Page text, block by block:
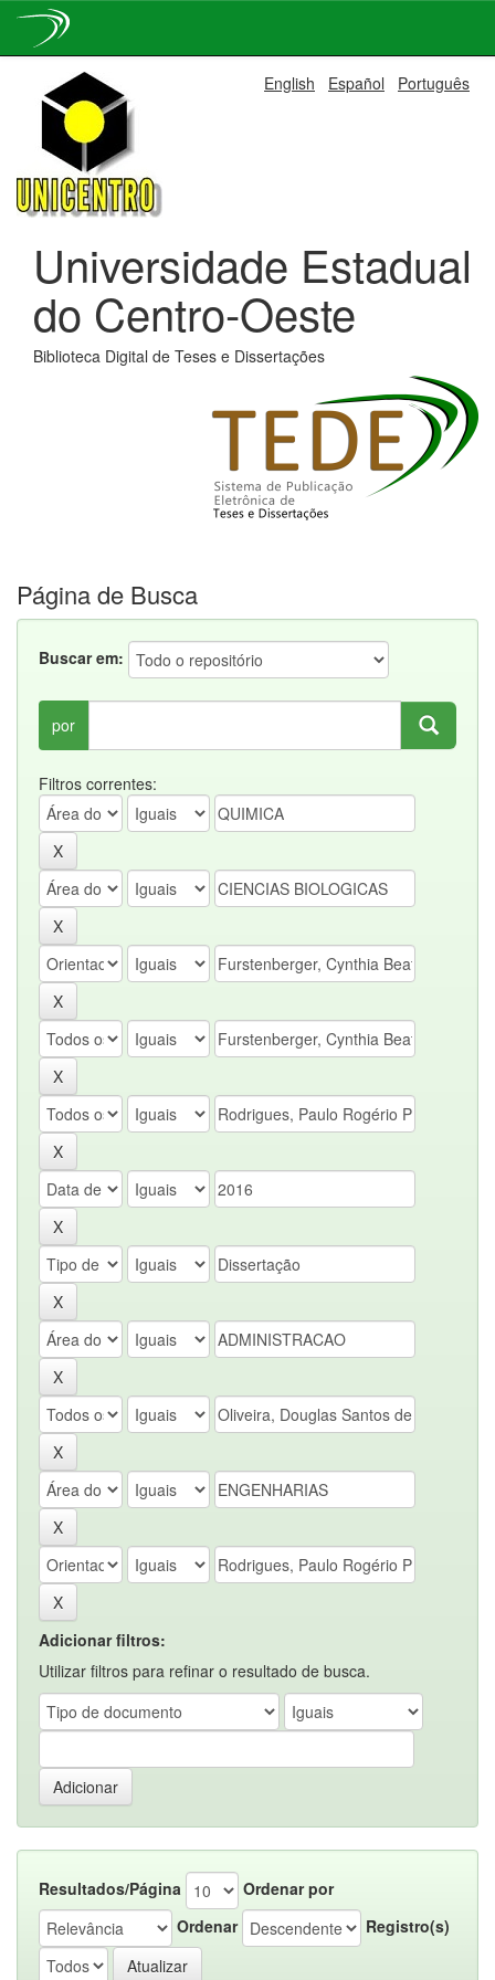
navigation
English Español Português
Universidade Estadual
do Centro-Oeste
Biblioteca Digital de Teses e Dissertações
Página de Busca
Buscar em:
por
Filtros correntes:
Adicionar filtros:
Utilizar filtros para refinar o resultado de busca.
Resultados/Página
Ordenar por
Ordenar
Registro(s)